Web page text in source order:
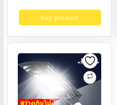
ตั้งโต๊ะ ไดสัน สีดำ
Buy product